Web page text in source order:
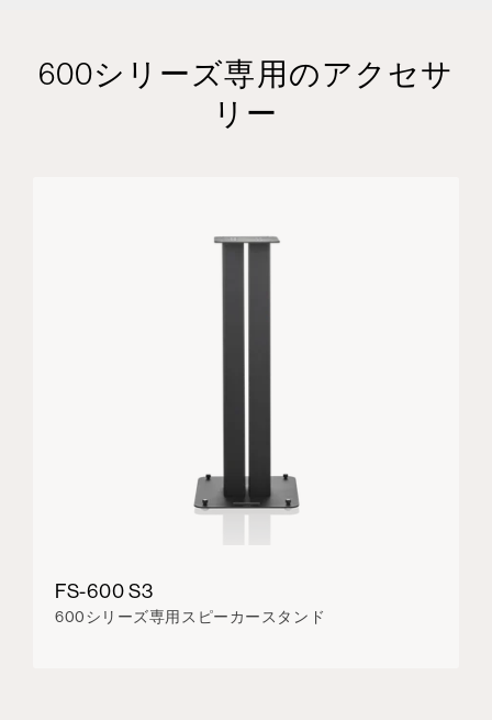
600シリーズ専用のアクセサ
リー
FS-600 S3
600シリーズ専用スピーカースタンド